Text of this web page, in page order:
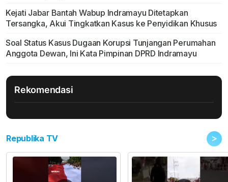
Kejati Jabar Bantah Wabup Indramayu Ditetapkan
Tersangka, Akui Tingkatkan Kasus ke Penyidikan Khusus
Soal Status Kasus Dugaan Korupsi Tunjangan Perumahan
Anggota Dewan, Ini Kata Pimpinan DPRD Indramayu
Rekomendasi
Republika TV >